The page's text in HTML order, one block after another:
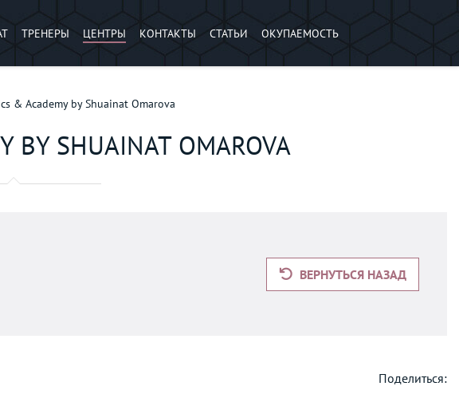
ТРЕНЕРЫ ЦЕНТРЫ КОНТАКТЫ СТАТЬИ ОКУПАЕМОСТЬ
& Academy by Shuainat Omarova
BY SHUAINAT OMAROVA
ВЕРНУТЬСЯ НАЗАД
Поделиться: